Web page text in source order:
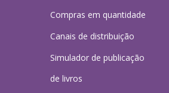
Compras em quantidade
Canais de distribuição
Simulador de publicação
de livros